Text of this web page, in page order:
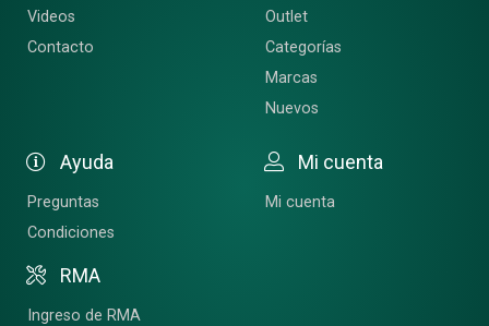
Videos
Contacto
Outlet
Categorías
Marcas
Nuevos
Ayuda
Preguntas
Condiciones
RMA
Ingreso de RMA
Mi cuenta
Mi cuenta